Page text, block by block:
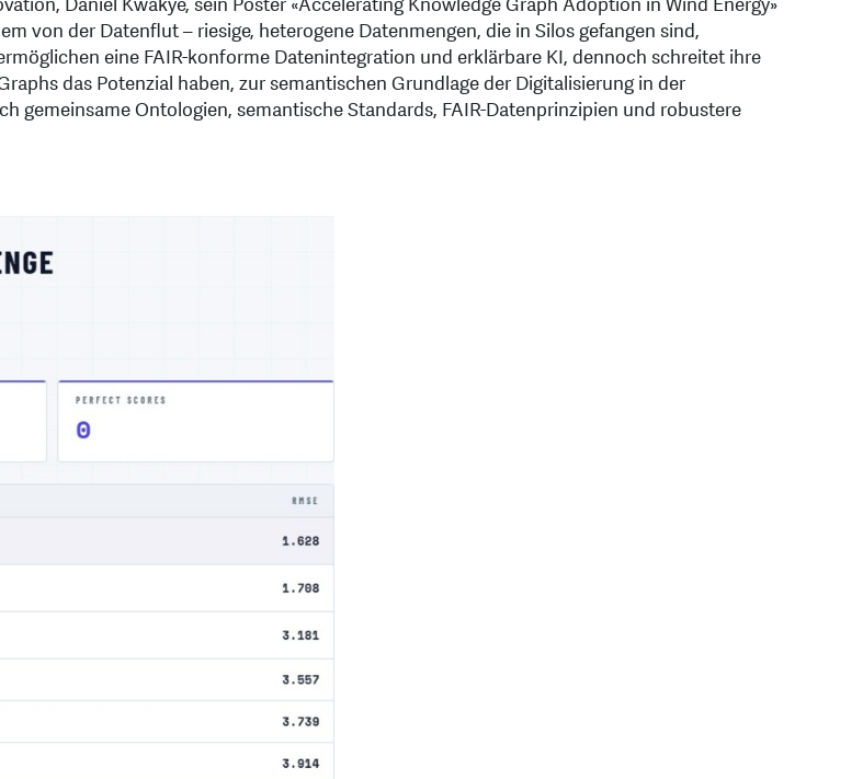
Daniel Kwakye, sein Poster «Accelerating Knowledge Graph Adoption in Wind Energy»
von der Datenflut – riesige, heterogene Datenmengen, die in Silos gefangen sind,
eine FAIR-konforme Datenintegration und erklärbare KI, dennoch schreitet ihre
das Potenzial haben, zur semantischen Grundlage der Digitalisierung in der
gemeinsame Ontologien, semantische Standards, FAIR-Datenprinzipien und robustere